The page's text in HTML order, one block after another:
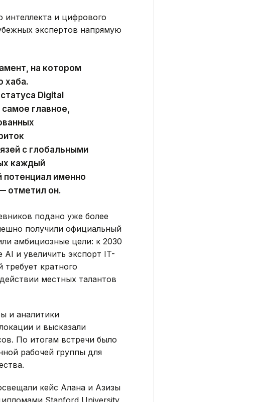
и цифрового
экспертов напрямую
на котором
хаба.
Digital
главное,
с глобальными
каждый
потенциал именно
отметил он.
подано уже более
получили официальный
амбициозные цели: к 2030
AI и увеличить экспорт IT-
кратного
местных талантов
и аналитики
и высказали
По итогам встречи было
рабочей группы для
кейс Алана и Азизы
Stanford University